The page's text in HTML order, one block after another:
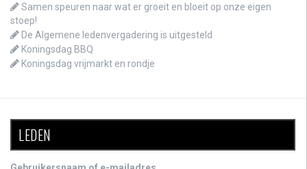
Samen speuren naar wat er groeit en bloeit op onze eigen
stoep!
De Algemene ledenvergadering is uitgesteld
Koningsdag BBQ
Koningsdag vrijmarkt en rondje
LEDEN